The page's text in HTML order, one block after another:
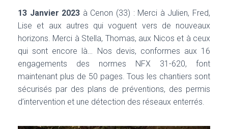
13 Janvier 2023 à Cenon (33) : Merci à Julien, Fred,
Lise et aux autres qui voguent vers de nouveaux
horizons. Merci à Stella, Thomas, aux Nicos et à ceux
qui sont encore là… Nos devis, conformes aux 16
engagements des normes NFX 31-620, font
maintenant plus de 50 pages. Tous les chantiers sont
sécurisés par des plans de préventions, des permis
d’intervention et une détection des réseaux enterrés.